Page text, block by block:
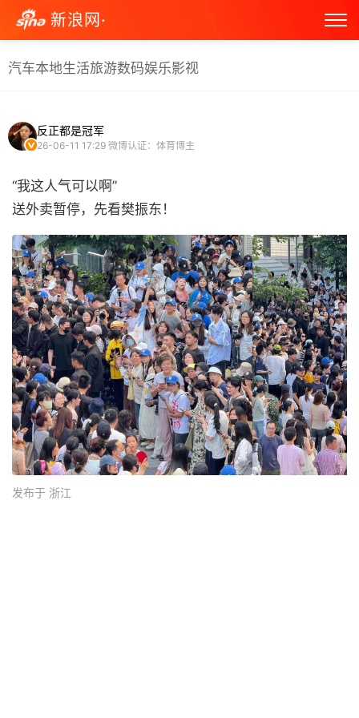
新浪网·
汽车本地生活旅游数码娱乐影视
反正都是冠军
26-06-11 17:29 微博认证：体育博主
“我这人气可以啊”
送外卖暂停，先看樊振东！ ​
发布于 浙江